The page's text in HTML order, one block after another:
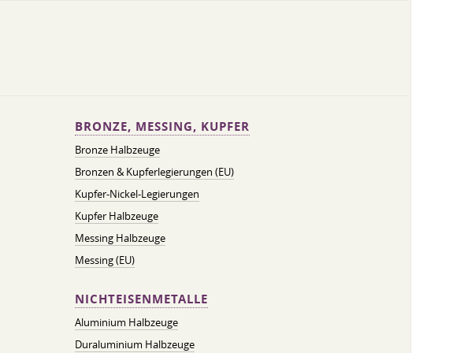
BRONZE, MESSING, KUPFER
Bronze Halbzeuge
Bronzen & Kupferlegierungen (EU)
Kupfer-Nickel-Legierungen
Kupfer Halbzeuge
Messing Halbzeuge
Messing (EU)
NICHTEISENMETALLE
Aluminium Halbzeuge
Duraluminium Halbzeuge